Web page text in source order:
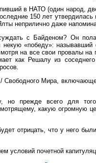
в НАТО (один народ,
150 лет
неприлично даже
с Байденом? Он
«победу»:
на все свои провалы
как Решалу из соседнего
Мира,
но прежде всего для
какую огромную
отрицать, что у него
условий почетной